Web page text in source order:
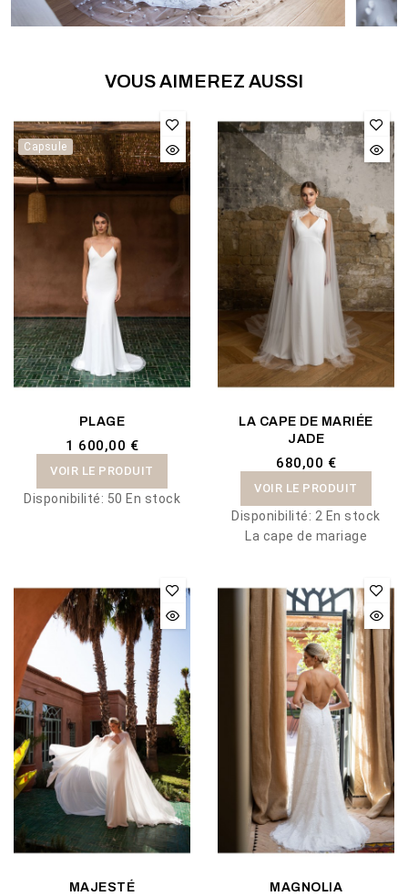
VOUS AIMEREZ AUSSI
Capsule
PLAGE
1 600,00 €
VOIR LE PRODUIT
Disponibilité: 50 En stock
LA CAPE DE MARIÉE
JADE
680,00 €
VOIR LE PRODUIT
Disponibilité: 2 En stock
La cape de mariage
MAJESTÉ MAGNOLIA